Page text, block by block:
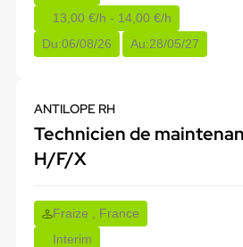
13,00 €/h - 14,00 €/h
Du:06/08/26 Au:28/05/27
ANTILOPE RH
Technicien de
H/F/X
Fraize , France
Interim